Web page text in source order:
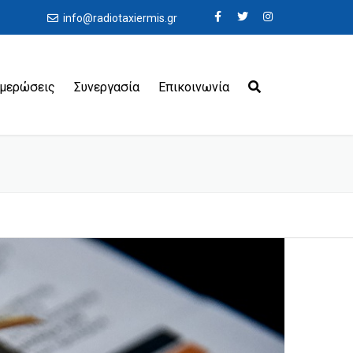
info@radiotaxiermis.gr
Συνεργασία Επικοινωνία